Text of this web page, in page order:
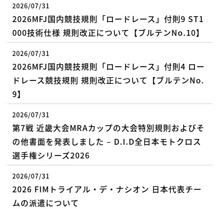
2026/07/31
2026MFJ国内競技規則「ロードレース」付則9 ST1
000技術仕様 規則改正について【ブルテンNo.10】
2026/07/31
2026MFJ国内競技規則「ロードレース」付則4 ロー
ドレース競技規則 規則改正について【ブルテンNo.
9】
2026/07/31
第7戦 近畿大会MRAカップの大会特別規則およびそ
の他書面を発表しました – D.I.D全日本モトクロス
選手権シリーズ2026
2026/07/31
2026 FIMトライアル・デ・ナシオン 日本代表チー
ムの派遣について